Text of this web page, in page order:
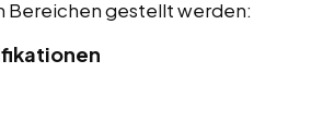
Bereichen gestellt werden: